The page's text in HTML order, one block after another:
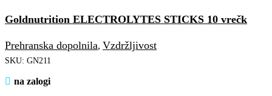
Goldnutrition ELECTROLYTES STICKS 10 vrečk
Prehranska dopolnila, Vzdržljivost
SKU: GN211
na zalogi